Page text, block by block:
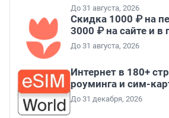
До 31 августа, 2026
Скидка 1000 ₽ на
3000 ₽ на сайте и
До 31 августа, 2026
Интернет в 180+
роуминга и сим-
До 31 декабря, 2026